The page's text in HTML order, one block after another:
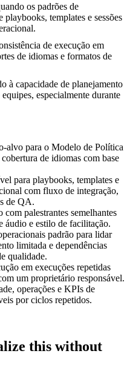
os padrões de
templates e sessões
de execução em
de idiomas e formatos de
à capacidade de planejamento
especialmente durante
alvo para o Modelo de Política
de idiomas com base
para playbooks, templates e
com fluxo de integração,
de QA.
palestrantes semelhantes
áudio e estilo de facilitação.
padrão para lidar
limitada e dependências
qualidade.
em execuções repetidas
um proprietário responsável.
operações e KPIs de
por ciclos repetidos.
this without